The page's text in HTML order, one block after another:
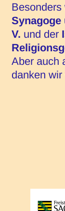
Besonders
Synagoge
V. und der
Aber auch
danken